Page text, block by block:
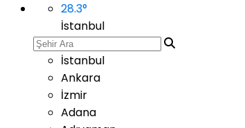
28.3°
İstanbul
İstanbul
Ankara
İzmir
Adana